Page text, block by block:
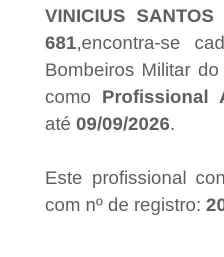
VINICIUS
681,encontra-se
Bombeiros Militar
como Profissional
até 09/09/2026.
Este profissional
com nº de registro: